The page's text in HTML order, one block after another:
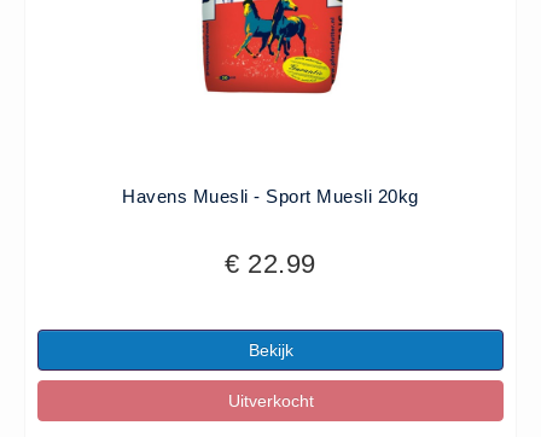
Havens Muesli - Sport Muesli 20kg
€ 22.99
Bekijk
Uitverkocht